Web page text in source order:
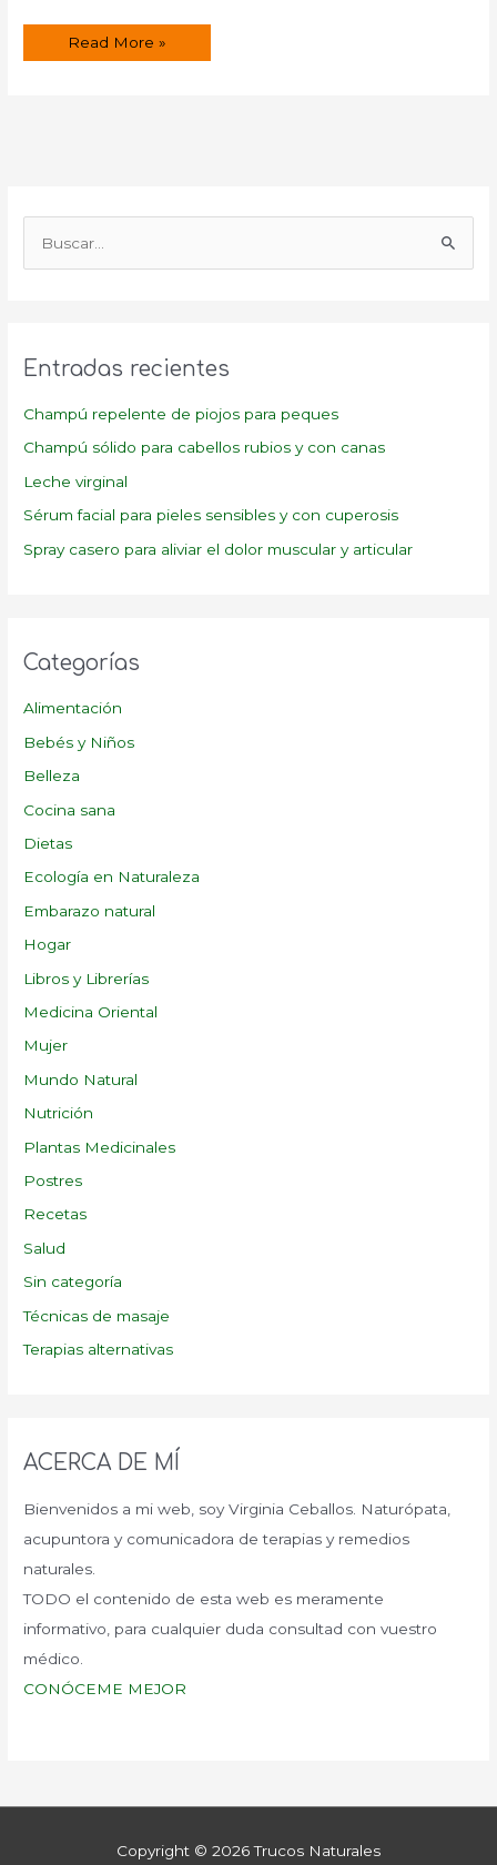
Repelente
Read More »
r
p
o
Entradas recientes
Champú repelente de piojos para peques
Champú sólido para cabellos rubios y con canas
Leche virginal
Sérum facial para pieles sensibles y con cuperosis
Spray casero para aliviar el dolor muscular y articular
Categorías
Alimentación
Bebés y Niños
Belleza
Cocina sana
Dietas
Ecología en Naturaleza
Embarazo natural
Hogar
Libros y Librerías
Medicina Oriental
Mujer
Mundo Natural
Nutrición
Plantas Medicinales
Postres
Recetas
Salud
Sin categoría
Técnicas de masaje
Terapias alternativas
ACERCA DE MÍ
Bienvenidos a mi web, soy Virginia Ceballos. Naturópata,
acupuntora y comunicadora de terapias y remedios
naturales.
TODO el contenido de esta web es meramente
informativo, para cualquier duda consultad con vuestro
médico.
CONÓCEME MEJOR
Copyright © 2026Trucos Naturales